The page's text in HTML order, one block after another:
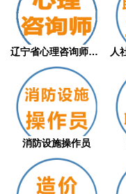
辽宁省心理咨询师职业技能等级评价证书（从...
消防设施操作员